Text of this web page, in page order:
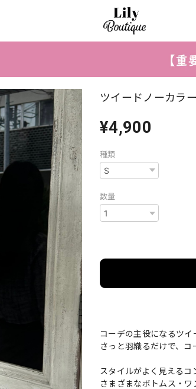
ツイードノーカラ
¥4,900
種類
数量
コーデの主役になるツイ
さっと羽織るだけで、コ
スタイルがよく見えるコ
さまざまなボトムス・ワ